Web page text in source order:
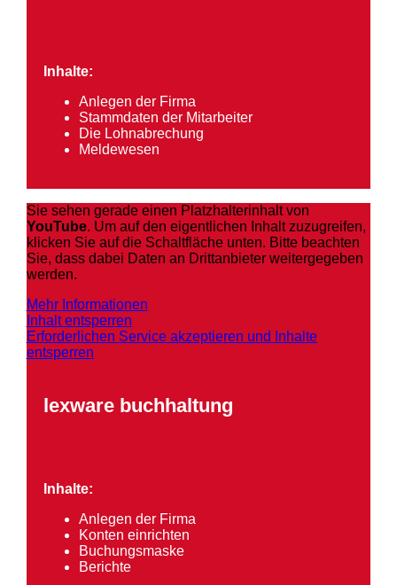
Inhalte:
Anlegen der Firma
Stammdaten der Mitarbeiter
Die Lohnabrechung
Meldewesen
Sie sehen gerade einen Platzhalterinhalt von
YouTube. Um auf den eigentlichen Inhalt zuzugreifen,
klicken Sie auf die Schaltfläche unten. Bitte beachten
Sie, dass dabei Daten an Drittanbieter weitergegeben
werden.
Mehr Informationen
Inhalt entsperren
Erforderlichen Service akzeptieren und Inhalte
entsperren
lexware buchhaltung
Inhalte:
Anlegen der Firma
Konten einrichten
Buchungsmaske
Berichte